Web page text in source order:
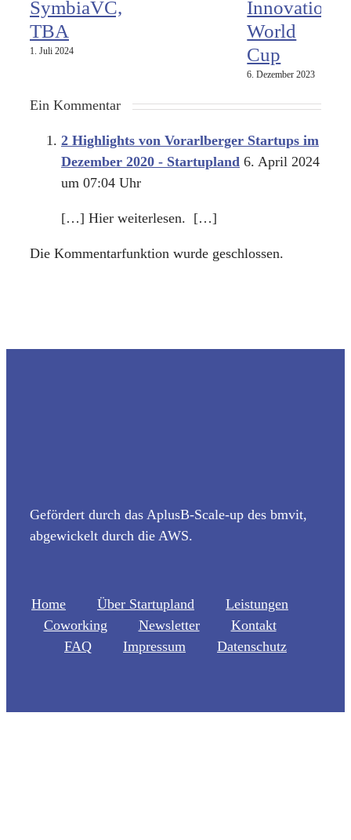
SymbiaVC,
TBA
1. Juli 2024
Innovation
World
Cup
6. Dezember 2023
Ein Kommentar
2 Highlights von Vorarlberger Startups im
Dezember 2020 - Startupland 6. April 2024
um 07:04 Uhr
[…] Hier weiterlesen. […]
Die Kommentarfunktion wurde geschlossen.
Gefördert durch das AplusB-Scale-up des bmvit,
abgewickelt durch die AWS.
Home Über Startupland
Leistungen
Coworking
Newsletter
Kontakt
FAQ
Impressum Datenschutz